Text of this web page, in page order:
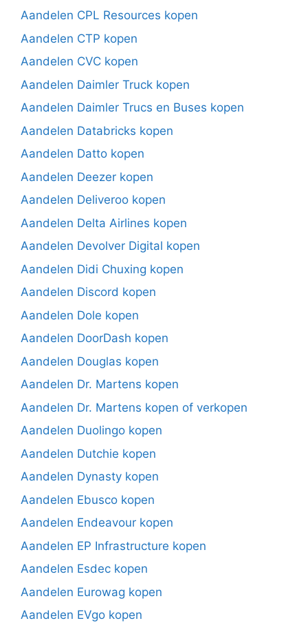
Aandelen CPL Resources kopen
Aandelen CTP kopen
Aandelen CVC kopen
Aandelen Daimler Truck kopen
Aandelen Daimler Trucs en Buses kopen
Aandelen Databricks kopen
Aandelen Datto kopen
Aandelen Deezer kopen
Aandelen Deliveroo kopen
Aandelen Delta Airlines kopen
Aandelen Devolver Digital kopen
Aandelen Didi Chuxing kopen
Aandelen Discord kopen
Aandelen Dole kopen
Aandelen DoorDash kopen
Aandelen Douglas kopen
Aandelen Dr. Martens kopen
Aandelen Dr. Martens kopen of verkopen
Aandelen Duolingo kopen
Aandelen Dutchie kopen
Aandelen Dynasty kopen
Aandelen Ebusco kopen
Aandelen Endeavour kopen
Aandelen EP Infrastructure kopen
Aandelen Esdec kopen
Aandelen Eurowag kopen
Aandelen EVgo kopen